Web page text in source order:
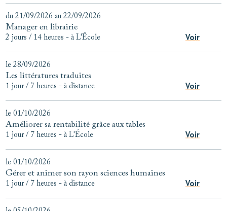
du 21/09/2026 au 22/09/2026
Manager en librairie
2 jours / 14 heures -à L'École Voir
le 28/09/2026
Les littératures traduites
1 jour / 7 heures -à distance Voir
le 01/10/2026
Améliorer sa rentabilité grâce aux tables
1 jour / 7 heures -à L'École Voir
le 01/10/2026
Gérer et animer son rayon sciences humaines
1 jour / 7 heures -à distance Voir